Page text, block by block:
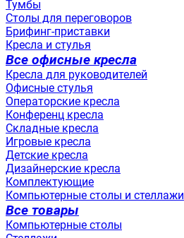
Тумбы
Столы для переговоров
Брифинг-приставки
Кресла и стулья
Все офисные кресла
Кресла для руководителей
Офисные стулья
Операторские кресла
Конференц кресла
Складные кресла
Игровые кресла
Детские кресла
Дизайнерские кресла
Комплектующие
Компьютерные столы и стеллажи
Все товары
Компьютерные столы